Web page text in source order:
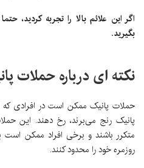
اگر این علائم بالا را تجربه کردید،
بگیرید.
نکته ای درباره حملات
حملات پانیک ممکن است در افرادی که
پانیک رنج می‌برند، رخ دهند. این
متکرر باشند و برخی افراد ممکن است
روزمره خود را محدود کنند.